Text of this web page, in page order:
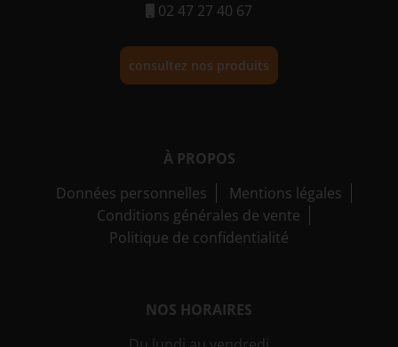
02 47 27 40 67
consultez nos produits
À PROPOS
Données personnelles
Mentions légales
Conditions générales de vente
Politique de confidentialité
NOS HORAIRES